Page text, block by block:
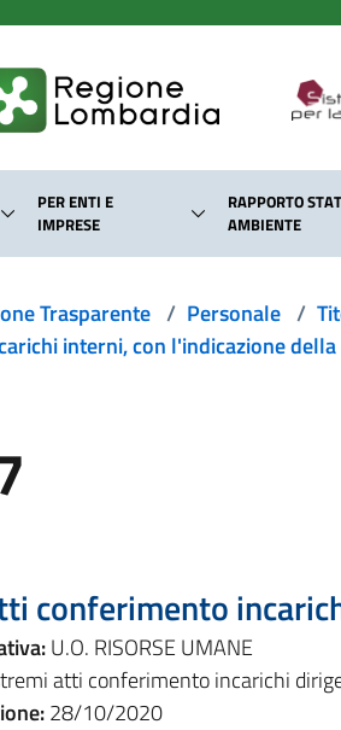
PER ENTI E
IMPRESE
RAPPORTO
AMBIENTE
Trasparente / Personale /
interni, con l'indicazione
conferimento
U.O. RISORSE UMANE
atti conferimento incarichi
28/10/2020